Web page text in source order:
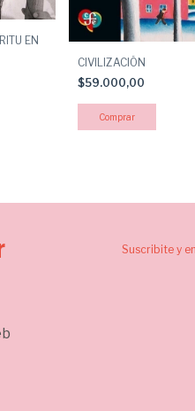
EN
CIVILIZACIÓN
$59.000,00
Suscribite y